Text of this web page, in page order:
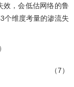
效，会低估网络的鲁
个维度考量的渗流失
（7）